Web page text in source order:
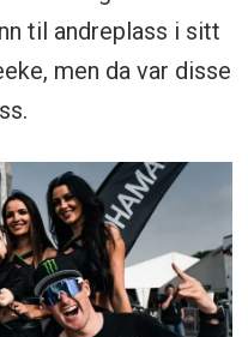
til andreplass i sitt
men da var disse